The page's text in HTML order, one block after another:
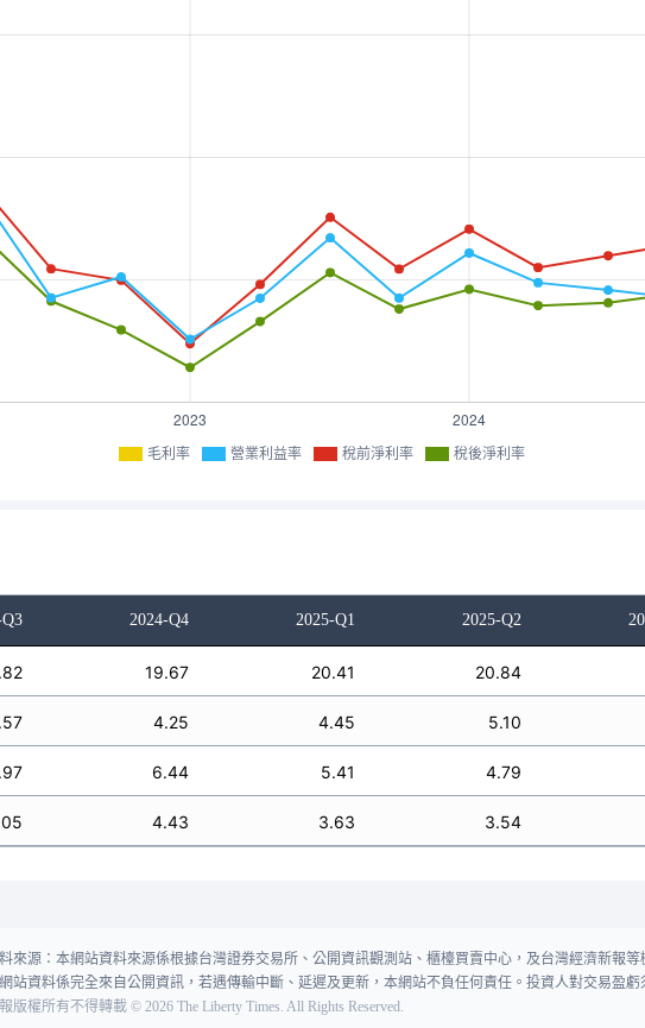
毛利率 營業利益率 稅前淨利率 稅後淨利率
2024-Q4 2025-Q1 2025-Q2
19.67 20.41 20.84
4.25 4.45 5.10
6.44 5.41 4.79
4.43 3.63 3.54
來源：本網站資料來源係根據台灣證券交易所、公開資訊觀測站、櫃檯買賣中心，及台灣經濟新報
站資料係完全來自公開資訊，若遇傳輸中斷、延遲及更新，本網站不負任何責任。投資人對交易盈
版權所有不得轉載 © 2026 The Liberty Times. All Rights Reserved.